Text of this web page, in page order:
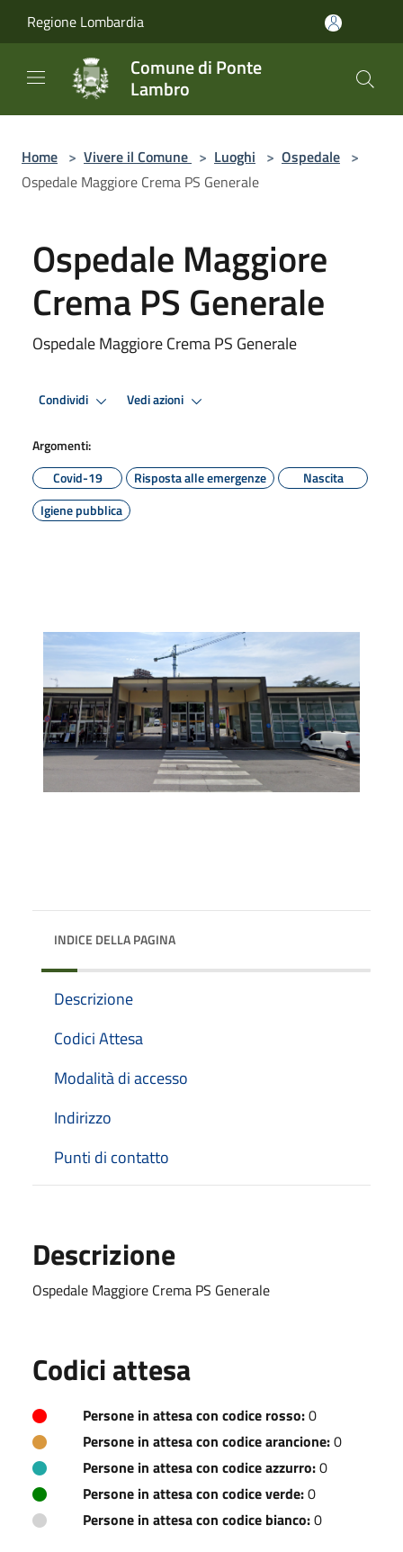
Regione Lombardia
Comune di Ponte
Lambro
Home > Vivere il Comune > Luoghi > Ospedale >
Ospedale Maggiore Crema PS Generale
Ospedale Maggiore
Crema PS Generale
Ospedale Maggiore Crema PS Generale
Condividi Vedi azioni
Argomenti:
Covid-19
Risposta alle emergenze
Nascita
Igiene pubblica
INDICE DELLA PAGINA
Descrizione
Codici Attesa
Modalità di accesso
Indirizzo
Punti di contatto
Descrizione
Ospedale Maggiore Crema PS Generale
Codici attesa
Persone in attesa con codice rosso:0
Persone in attesa con codice arancione:0
Persone in attesa con codice azzurro:0
Persone in attesa con codice verde:0
Persone in attesa con codice bianco:0